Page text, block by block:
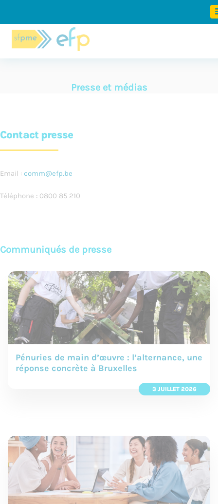
Presse et médias
Contact presse
Email : comm@efp.be
Téléphone : 0800 85 210
Communiqués de presse
Pénuries de main d’œuvre : l’alternance, une
réponse concrète à Bruxelles
3 JUILLET 2026